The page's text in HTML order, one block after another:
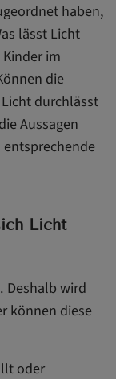
haben,
lässt Licht
im
die
durchlässt
Aussagen
Licht
Deshalb wird
können diese
oder